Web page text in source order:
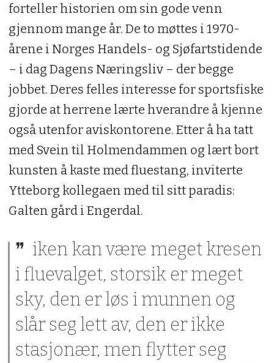
forteller historien om sin gode venn
gjennom mange år. De to møttes i 1970-
årene i Norges Handels- og Sjøfartstidende
– i dag Dagens Næringsliv – der begge
jobbet. Deres felles interesse for sportsfiske
gjorde at herrene lærte hverandre å kjenne
også utenfor aviskontorene. Etter å ha tatt
med Svein til Holmendammen og lært bort
kunsten å kaste med fluestang, inviterte
Ytteborg kollegaen med til sitt paradis:
Galten gård i Engerdal.
iken kan være meget kresen
i fluevalget, storsik er meget
sky, den er løs i munnen og
slår seg lett av, den er ikke
stasjonær, men flytter seg